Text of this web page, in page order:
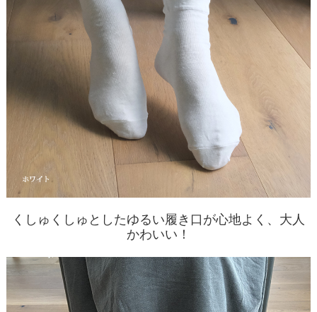
くしゅくしゅとしたゆるい履き口が心地よく、大人
かわいい！